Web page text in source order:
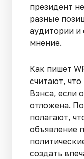
президент
разные
аудитории
мнение.
Как пишет
считают,
Вэнса, если
отложена.
полагают,
объявление
создать